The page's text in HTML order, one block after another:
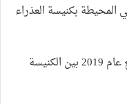
المحيطة بكنيسة العذراء
2. هل تم احترام بروتوكول التعاون الموقع عام 2019 بين الكنيسة